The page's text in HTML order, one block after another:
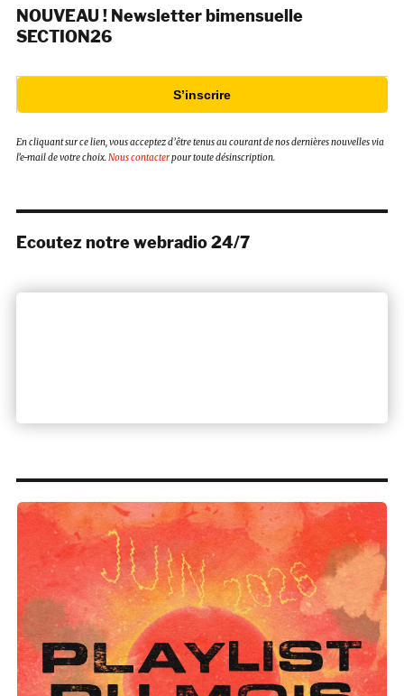
NOUVEAU ! Newsletter bimensuelle
SECTION26
S’inscrire
En cliquant sur ce lien, vous acceptez d’être tenus au courant de nos dernières nouvelles via
l’e-mail de votre choix.Nous contacterpour toute désinscription.
Ecoutez notre webradio 24/7